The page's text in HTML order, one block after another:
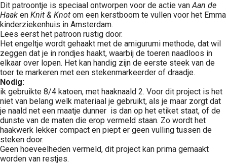
Dit patroontje is speciaal ontworpen voor de actie vanAan de
Haak en Knit & Knot om een kerstboom te vullen voor het Emma
kinderziekenhuis in Amsterdam.
Lees eerst het patroon rustig door.
Het engeltje wordt gehaakt met de amigurumi methode, dat wil
zeggen dat je in rondjes haakt, waarbij de toeren naadloos in
elkaar over lopen. Het kan handig zijn de eerste steek van de
toer te markeren met een stekenmarkeerder of draadje.
Nodig:
ik gebruikte 8/4 katoen, met haaknaald 2. Voor dit project is het
niet van belang welk materiaal je gebruikt, als je maar zorgt dat
je naald net een maatje dunner is dan op het etiket staat, of de
dunste van de maten die erop vermeld staan. Zo wordt het
haakwerk lekker compact en piept er geen vulling tussen de
steken door.
Geen hoeveelheden vermeld, dit project kan prima gemaakt
worden van restjes.